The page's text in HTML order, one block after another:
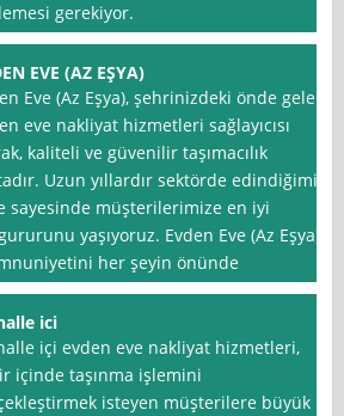
gerekiyor.
EVE (AZ EŞYA)
Eve (Az Eşya), şehrinizdeki önde gelen
eve nakliyat hizmetleri sağlayıcısı
kaliteli ve güvenilir taşımacılık
Uzun yıllardır sektörde edindiğimiz
sayesinde müşterilerimize en iyi
yaşıyoruz. Evden Eve (Az Eşya)
her şeyin önünde
ici
içi evden eve nakliyat hizmetleri,
içinde taşınma işlemini
isteyen müşterilere büyük